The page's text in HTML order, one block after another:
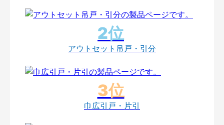
アウトセット吊戸・引分
巾広引戸・片引